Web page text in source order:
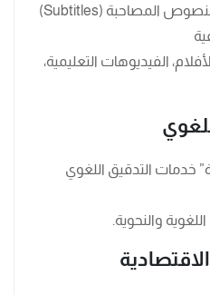
يوفر المكتب خدمات ترجمة النصوص المصاحبة (Subtitles)
الفيديوهات التعليمية،
خدمات التدقيق اللغوي
والنحوية.